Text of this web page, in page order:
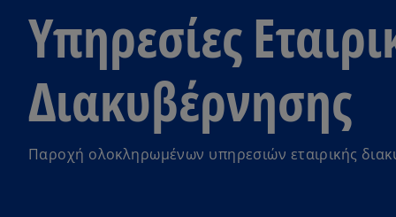
Υπηρεσίες
Διακυβέρνησης
Παροχή ολοκληρωμένων υπηρεσιών εταιρικής